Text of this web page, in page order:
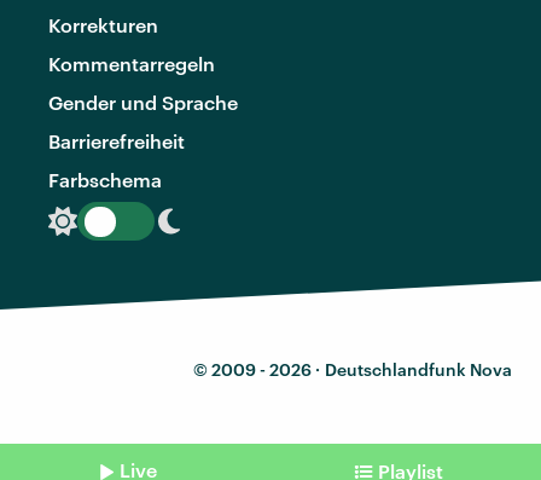
Korrekturen
Kommentarregeln
Gender und Sprache
Barrierefreiheit
Farbschema
© 2009 - 2026 · Deutschlandfunk Nova
Live Playlist